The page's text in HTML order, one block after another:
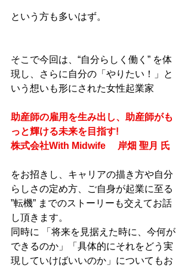
という方も多いはず。
そこで今回は、“自分らしく働く” を体
現し、さらに自分の「やりたい！」と
いう想いも形にされた女性起業家
助産師の雇用を生み出し、助産師がも
っと輝ける未来を目指す!
株式会社With Midwife 　岸畑 聖月 氏
をお招きし、キャリアの描き方や自分
らしさの定め方、ご自身が起業に至る
”転機” までのストーリーも交えてお話
し頂きます。
同時に 「将来を見据えた時に、今何が
できるのか」「具体的にそれをどう実
現していけばいいのか」についてもお